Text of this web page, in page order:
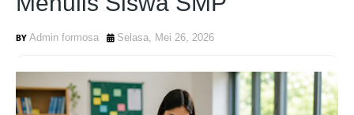
Admin formosa Selasa, Mei 26, 2026